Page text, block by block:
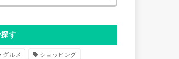
す
グルメ ショッピング